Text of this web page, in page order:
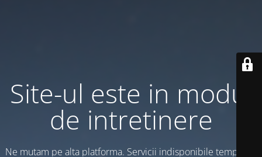
Site-ul este in modul
de intretinere
Ne mutam pe alta platforma. Servicii indisponibile temporar!